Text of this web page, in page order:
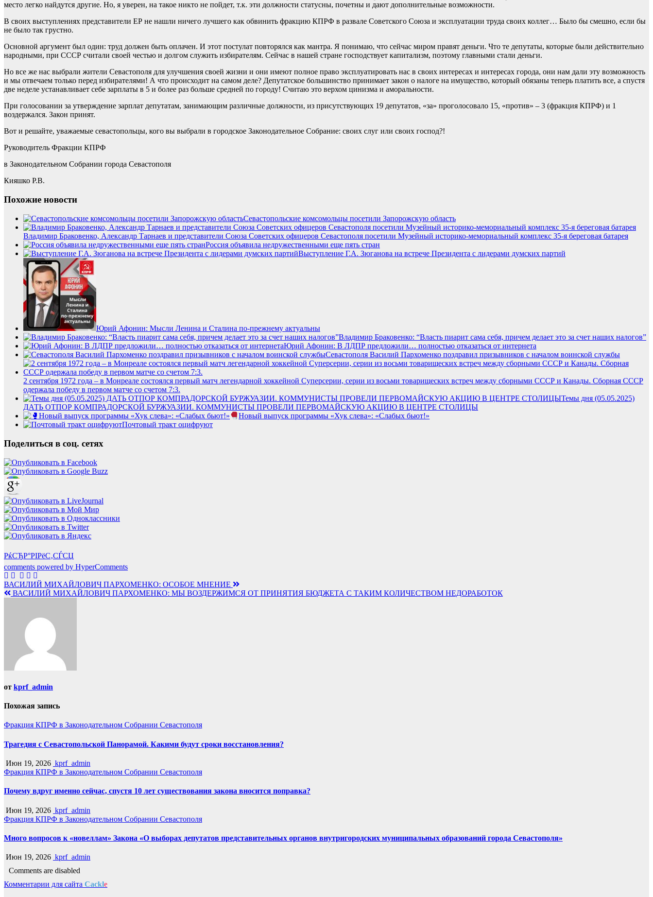
место легко найдутся другие. Но, я уверен, на такое никто не пойдет, т.к. эти должности статусны, почетны и дают дополнительные возможности.
В своих выступлениях представители ЕР не нашли ничего лучшего как обвинить фракцию КПРФ в развале Советского Союза и эксплуатации труда своих коллег… Было бы смешно, если бы
не было так грустно.
Основной аргумент был один: труд должен быть оплачен. И этот постулат повторялся как мантра. Я понимаю, что сейчас миром правят деньги. Что те депутаты, которые были действительно
народными, при СССР считали своей честью и долгом служить избирателям. Сейчас в нашей стране господствует капитализм, поэтому главными стали деньги.
Но все же нас выбрали жители Севастополя для улучшения своей жизни и они имеют полное право эксплуатировать нас в своих интересах и интересах города, они нам дали эту возможность
и мы отвечаем только перед избирателями! А что происходит на самом деле? Депутатское большинство принимает закон о налоге на имущество, который обязаны теперь платить все, а спустя
две неделе устанавливает себе зарплаты в 5 и более раз больше средней по городу! Считаю это верхом цинизма и аморальности.
При голосовании за утверждение зарплат депутатам, занимающим различные должности, из присутствующих 19 депутатов, «за» проголосовало 15, «против» – 3 (фракция КПРФ) и 1
воздержался. Закон принят.
Вот и решайте, уважаемые севастопольцы, кого вы выбрали в городское Законодательное Собрание: своих слуг или своих господ?!
Руководитель Фракции КПРФ
в Законодательном Собрании города Севастополя
Кияшко Р.В.
Похожие новости
Севастопольские комсомольцы посетили Запорожскую область
Владимир Браковенко, Александр Тарнаев и представители Союза Советских офицеров Севастополя посетили Музейный историко-мемориальный комплекс 35-я береговая батарея
Россия объявила недружественными еще пять стран
Выступление Г.А. Зюганова на встрече Президента с лидерами думских партий
Юрий Афонин: Мысли Ленина и Сталина по-прежнему актуальны
Владимир Браковенко: “Власть пиарит сама себя, причем делает это за счет наших налогов”
Юрий Афонин: В ЛДПР предложили… полностью отказаться от интернета
Севастополя Василий Пархоменко поздравил призывников с началом воинской службы
2 сентября 1972 года – в Монреале состоялся первый матч легендарной хоккейной Суперсерии, серии из восьми товарищеских встреч между сборными СССР и Канады. Сборная СССР
одержала победу в первом матче со счетом 7:3.
Темы дня (05.05.2025)
ДАТЬ ОТПОР КОМПРАДОРСКОЙ БУРЖУАЗИИ. КОММУНИСТЫ ПРОВЕЛИ ПЕРВОМАЙСКУЮ АКЦИЮ В ЦЕНТРЕ СТОЛИЦЫ
Новый выпуск программы «Хук слева»: «Слабых бьют!»
Почтовый тракт оцифруют
Поделиться в соц. сетях
РќСЂР°РІРёС‚СЃСЏ
comments powered by HyperComments
Навигация
по
ВАСИЛИЙ МИХАЙЛОВИЧ ПАРХОМЕНКО: ОСОБОЕ МНЕНИЕ
ВАСИЛИЙ МИХАЙЛОВИЧ ПАРХОМЕНКО: МЫ ВОЗДЕРЖИМСЯ ОТ ПРИНЯТИЯ БЮДЖЕТА С ТАКИМ КОЛИЧЕСТВОМ НЕДОРАБОТОК
от kprf_admin
Похожая запись
Фракция КПРФ в Законодательном Собрании Севастополя
Трагедия с Севастопольской Панорамой. Какими будут сроки восстановления?
Июн 19, 2026 kprf_admin
Фракция КПРФ в Законодательном Собрании Севастополя
Почему вдруг именно сейчас, спустя 10 лет существования закона вносится поправка?
Июн 19, 2026 kprf_admin
Фракция КПРФ в Законодательном Собрании Севастополя
Много вопросов к «новеллам» Закона «О выборах депутатов представительных органов внутригородских муниципальных образований города Севастополя»
Июн 19, 2026 kprf_admin
Comments are disabled
Комментарии для сайта Cackle